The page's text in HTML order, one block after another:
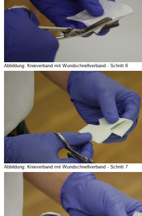
Abbildung: Knieverband mit Wundschnellverband - Schritt 6
Abbildung: Knieverband mit Wundschnellverband - Schritt 7